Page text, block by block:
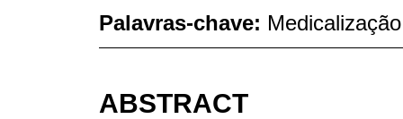
Palavras-chave:
ABSTRACT